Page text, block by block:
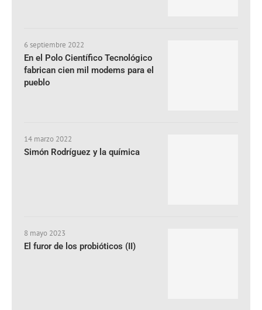
6 septiembre 2022
En el Polo Científico Tecnológico
fabrican cien mil modems para el
pueblo
14 marzo 2022
Simón Rodríguez y la química
8 mayo 2023
El furor de los probióticos (II)